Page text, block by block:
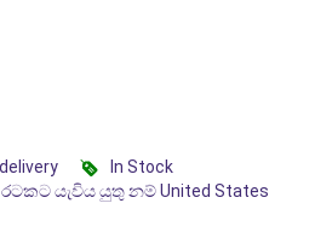
In Stock
යැවිය යුතු නම් United States